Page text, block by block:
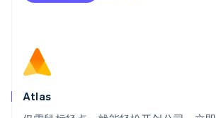
Atlas
DeutschFrançais
English
斯洛文尼亚
泰国